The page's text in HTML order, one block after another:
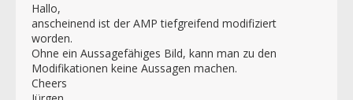
Hallo,
anscheinend ist der AMP tiefgreifend modifiziert
worden.
Ohne ein Aussagefähiges Bild, kann man zu den
Modifikationen keine Aussagen machen.
Cheers